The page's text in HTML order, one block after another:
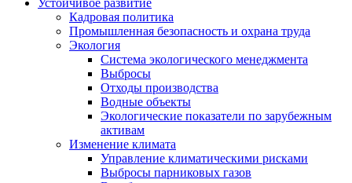
Устойчивое развитие
Кадровая политика
Промышленная безопасность и охрана труда
Экология
Система экологического менеджмента
Выбросы
Отходы производства
Водные объекты
Экологические показатели по зарубежным
активам
Изменение климата
Управление климатическими рисками
Выбросы парниковых газов